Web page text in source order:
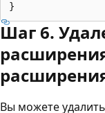
Шаг 6.
Вы можете